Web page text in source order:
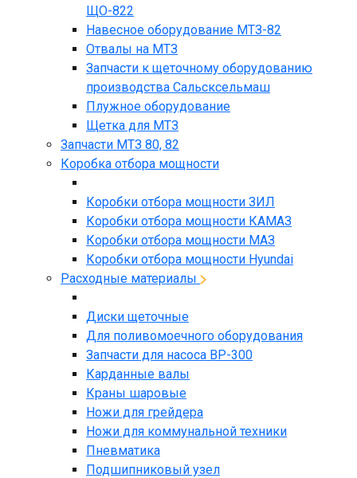
ЩО-822
Навесное оборудование МТЗ-82
Отвалы на МТЗ
Запчасти к щеточному оборудованию
производства Сальсксельмаш
Плужное оборудование
Щетка для МТЗ
Запчасти МТЗ 80, 82
Коробка отбора мощности
Коробки отбора мощности ЗИЛ
Коробки отбора мощности КАМАЗ
Коробки отбора мощности МАЗ
Коробки отбора мощности Hyundai
Расходные материалы
Диски щеточные
Для поливомоечного оборудования
Запчасти для насоса BP-300
Карданные валы
Краны шаровые
Ножи для грейдера
Ножи для коммунальной техники
Пневматика
Подшипниковый узел